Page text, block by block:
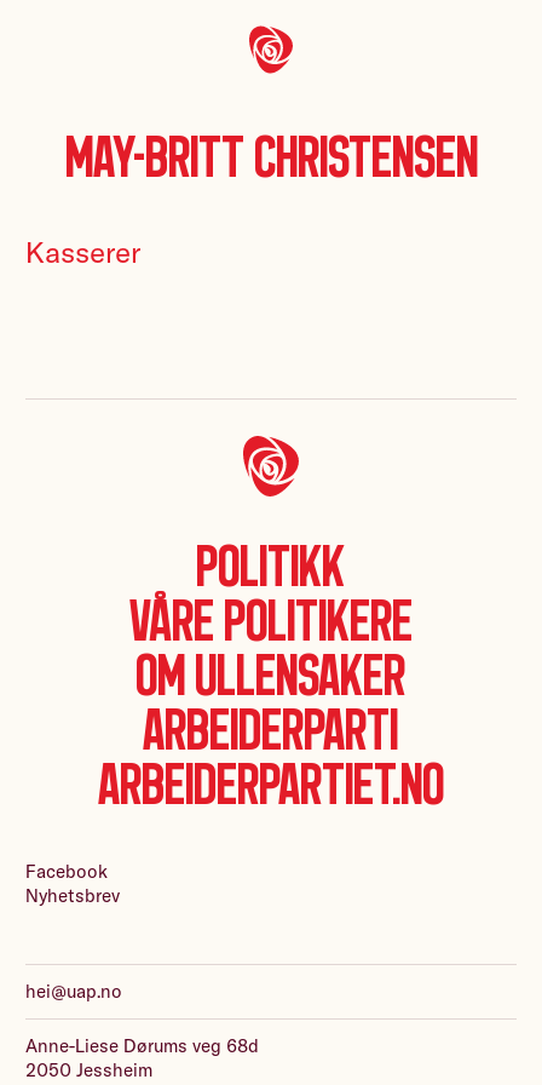
May-Britt Christensen
Kasserer
Politikk
Våre politikere
Om Ullensaker
Arbeiderparti
Arbeiderpartiet.no
hei@uap.no
Anne-Liese Dørums veg 68d
2050 Jessheim
Facebook
Nyhetsbrev